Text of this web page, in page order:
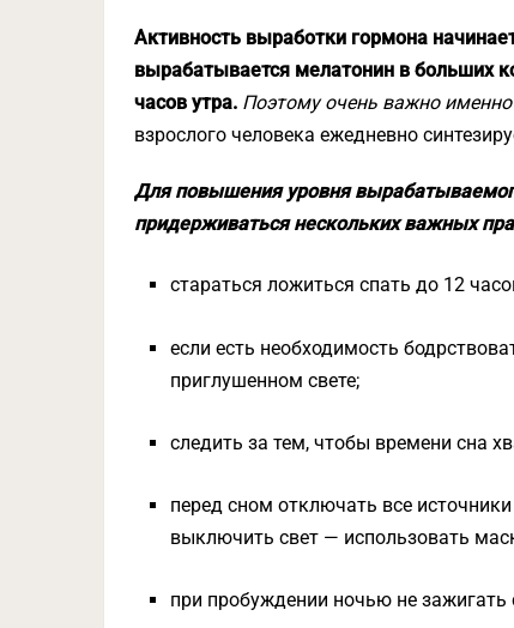
Активность выработки гормона
вырабатывается мелатонин в больших
часов утра. Поэтому очень важно
взрослого человека ежедневно
Для повышения уровня
придерживаться нескольких важных
стараться ложиться спать до 12
если есть необходимость
приглушенном свете;
следить за тем, чтобы времени сна
перед сном отключать все
выключить свет — использовать
при пробуждении ночью не зажигать